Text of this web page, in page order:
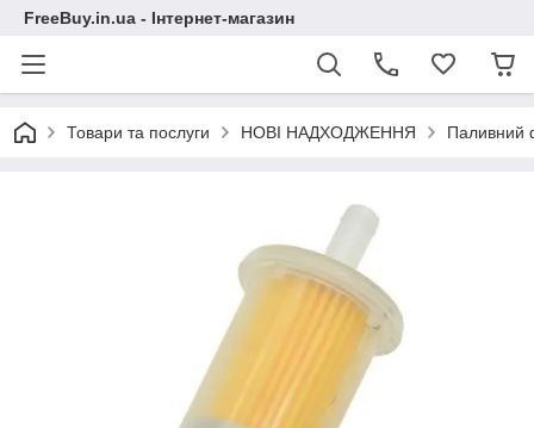
FreeBuy.in.ua - Інтернет-магазин
Товари та послуги НОВІ НАДХОДЖЕННЯ Паливний